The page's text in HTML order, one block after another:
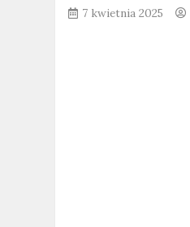
7 kwietnia 2025